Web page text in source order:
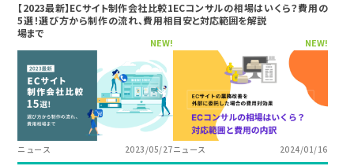
【2023最新】ECサイト制作会社比較1
5選！選び方から制作の流れ、費用相
場まで
NEW!
ニュース 2023/05/27
ECコンサルの相場はいくら？費用の
目安と対応範囲を解説
NEW!
ニュース 2024/01/16